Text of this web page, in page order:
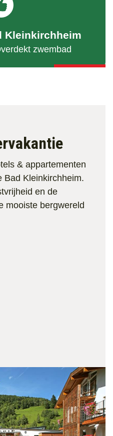
Kleinkirchheim
zwembad
& appartementen
Bad Kleinkirchheim.
en de
mooiste bergwereld